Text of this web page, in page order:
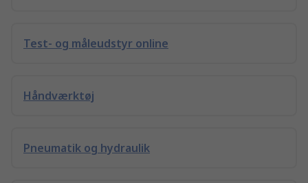
Test- og måleudstyr online
Håndværktøj
Pneumatik og hydraulik